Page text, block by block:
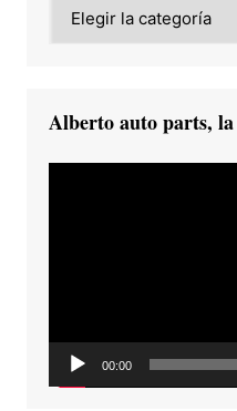
Alberto auto parts, la
00:00